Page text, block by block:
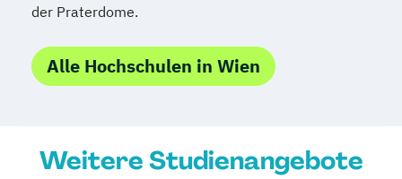
der Praterdome.
Alle Hochschulen in Wien
Weitere Studienangebote